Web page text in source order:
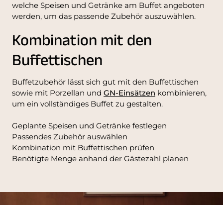
welche Speisen und Getränke am Buffet angeboten
werden, um das passende Zubehör auszuwählen.
Kombination mit den
Buffettischen
Buffetzubehör lässt sich gut mit den Buffettischen
sowie mit Porzellan und GN-Einsätzen kombinieren,
um ein vollständiges Buffet zu gestalten.
Geplante Speisen und Getränke festlegen
Passendes Zubehör auswählen
Kombination mit Buffettischen prüfen
Benötigte Menge anhand der Gästezahl planen